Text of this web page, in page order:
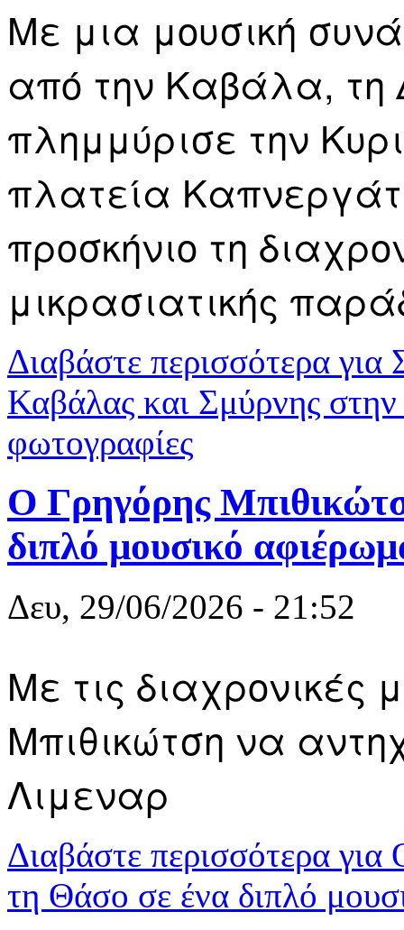
Με μια μουσική
από την Καβάλα, τη
πλημμύρισε την
πλατεία
προσκήνιο τη
μικρασιατικής
Διαβάστε περισσότερα για
Καβάλας και Σμύρνης
φωτογραφίες
Ο Γρηγόρης
διπλό μουσικό
Δευ, 29/06/2026 - 21:52
Με τις διαχρονικές
Μπιθικώτση να
Λιμεναρ
Διαβάστε περισσότερα για
τη Θάσο σε ένα διπλό